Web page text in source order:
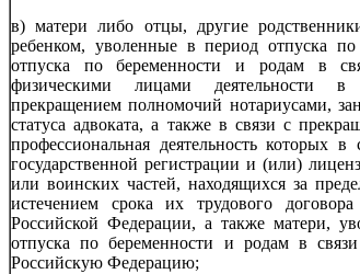
в) матери либо отцы, другие
ребенком, уволенные в период отпуска
отпуска по беременности и родам в
физическими лицами деятельности в
прекращением полномочий нотариусами,
статуса адвоката, а также в связи с
профессиональная деятельность которых
государственной регистрации и (или)
или воинских частей, находящихся за
истечением срока их трудового
Российской Федерации, а также матери,
отпуска по беременности и родам в
Российскую Федерацию;